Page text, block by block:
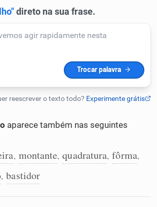
aparece também nas seguintes
, montante, quadratura, fôrma,
, bastidor